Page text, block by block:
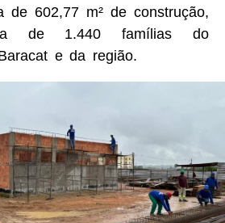
de 602,77 m² de construção,
de 1.440 famílias do
e da região.